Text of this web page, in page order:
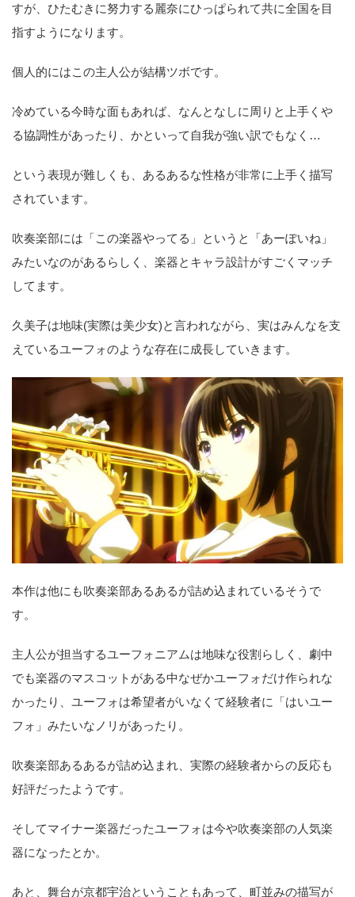
すが、ひたむきに努力する麗奈にひっぱられて共に全国を目
指すようになります。
個人的にはこの主人公が結構ツボです。
冷めている今時な面もあれば、なんとなしに周りと上手くや
る協調性があったり、かといって自我が強い訳でもなく…
という表現が難しくも、あるあるな性格が非常に上手く描写
されています。
吹奏楽部には「この楽器やってる」というと「あーぽいね」
みたいなのがあるらしく、楽器とキャラ設計がすごくマッチ
してます。
久美子は地味(実際は美少女)と言われながら、実はみんなを支
えているユーフォのような存在に成長していきます。
本作は他にも吹奏楽部あるあるが詰め込まれているそうで
す。
主人公が担当するユーフォニアムは地味な役割らしく、劇中
でも楽器のマスコットがある中なぜかユーフォだけ作られな
かったり、ユーフォは希望者がいなくて経験者に「はいユー
フォ」みたいなノリがあったり。
吹奏楽部あるあるが詰め込まれ、実際の経験者からの反応も
好評だったようです。
そしてマイナー楽器だったユーフォは今や吹奏楽部の人気楽
器になったとか。
あと、舞台が京都宇治ということもあって、町並みの描写が